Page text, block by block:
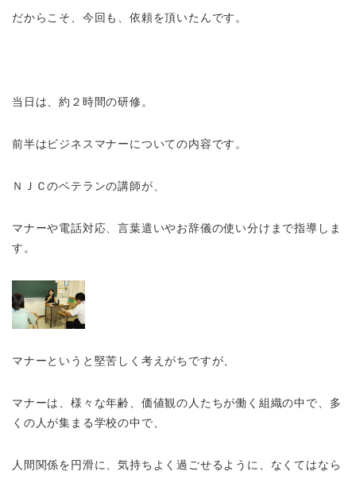
だからこそ、今回も、依頼を頂いたんです。
当日は、約２時間の研修。
前半はビジネスマナーについての内容です。
ＮＪＣのベテランの講師が、
マナーや電話対応、言葉遣いやお辞儀の使い分けまで指導しま
す。
マナーというと堅苦しく考えがちですが、
マナーは、様々な年齢、価値観の人たちが働く組織の中で、多
くの人が集まる学校の中で、
人間関係を円滑に、気持ちよく過ごせるように、なくてはなら